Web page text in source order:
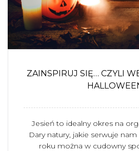
ZAINSPIRUJ SIĘ… CZYLI
Jesień to idealny okres na
Dary natury, jakie serwuje nam
roku można w cudowny